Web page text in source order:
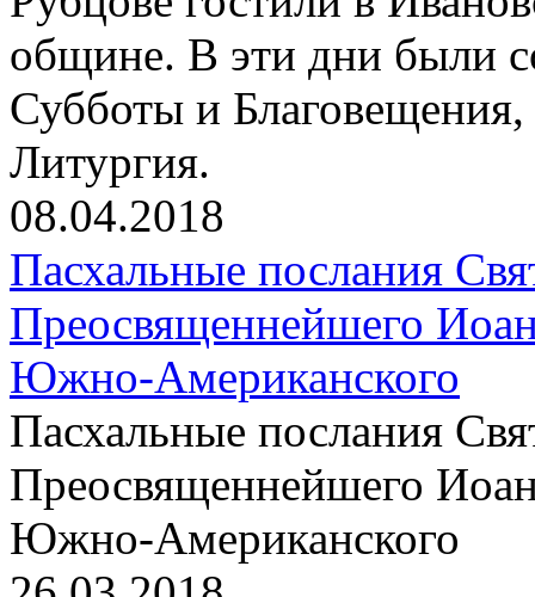
общине. В эти дни были
Субботы и Благовещения,
Литургия.
08.04.2018
Пасхальные послания
Преосвященнейшего
Южно-Американского
Пасхальные послания
Преосвященнейшего
Южно-Американского